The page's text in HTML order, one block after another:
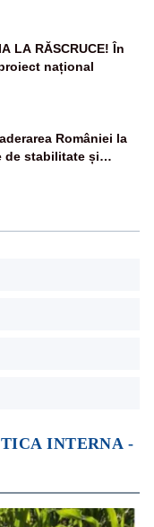
INTERNA -
LA RĂSCRUCE! În
național
României la
de stabilitate și